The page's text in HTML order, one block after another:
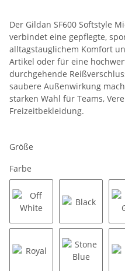
Der Gildan SF600 Softstyle
verbindet eine gepflegte,
alltagstauglichem Komfort
Artikel oder für eine
durchgehende
saubere Außenwirkung
starken Wahl für Teams,
Freizeitbekleidung.
Größe
Farbe
Off White Black